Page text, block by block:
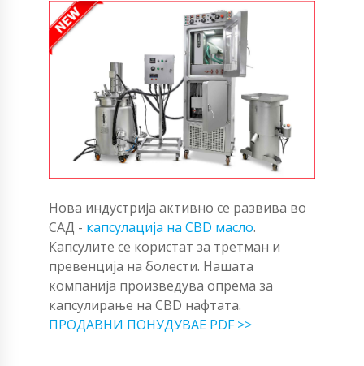
Нова индустрија активно се развива во
САД - капсулација на CBD масло.
Капсулите се користат за третман и
превенција на болести. Нашата
компанија произведува опрема за
капсулирање на CBD нафтата.
ПРОДАВНИ ПОНУДУВАЕ PDF >>